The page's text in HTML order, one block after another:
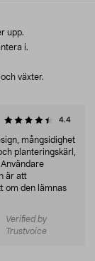
upp.
i.
växter.
4.4
mångsidighet
planteringskärl,
är att
om den lämnas
Verified by
Trustvoice